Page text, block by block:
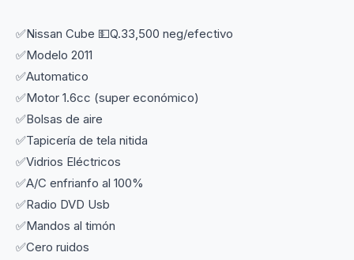
✅Nissan Cube 💵Q.33,500 neg/efectivo
✅Modelo 2011
✅Automatico
✅Motor 1.6cc (super económico)
✅Bolsas de aire
✅Tapicería de tela nitida
✅Vidrios Eléctricos
✅A/C enfrianfo al 100%
✅Radio DVD Usb
✅Mandos al timón
✅Cero ruidos